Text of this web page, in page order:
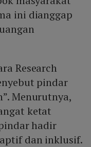
ini dianggap
Research
pindar
Menurutnya,
ketat
hadir
dan inklusif.